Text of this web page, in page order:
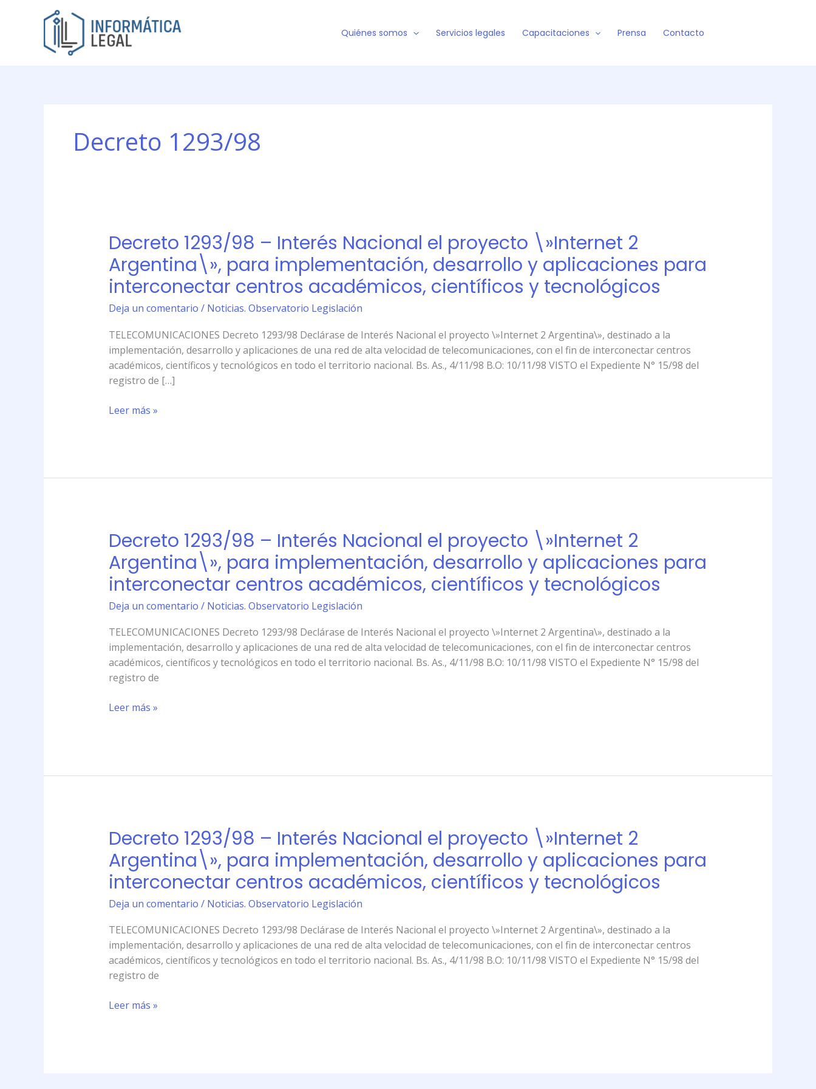
Quiénes somos Servicios legales Capacitaciones Prensa Contacto
Decreto 1293/98
Decreto 1293/98 – Interés Nacional el proyecto \»Internet 2
Argentina\», para implementación, desarrollo y aplicaciones para
interconectar centros académicos, científicos y tecnológicos
Deja un comentario / Noticias. Observatorio Legislación
TELECOMUNICACIONES Decreto 1293/98 Declárase de Interés Nacional el proyecto \»Internet 2 Argentina\», destinado a la
implementación, desarrollo y aplicaciones de una red de alta velocidad de telecomunicaciones, con el fin de interconectar centros
académicos, científicos y tecnológicos en todo el territorio nacional. Bs. As., 4/11/98 B.O: 10/11/98 VISTO el Expediente N° 15/98 del
registro de […]
Decreto
–
Interés
el
proyecto
\»Internet
2
Argentina\»,
para
implementación,
interconectar
y
tecnológicos
Leer más »
Decreto 1293/98 – Interés Nacional el proyecto \»Internet 2
Argentina\», para implementación, desarrollo y aplicaciones para
interconectar centros académicos, científicos y tecnológicos
Deja un comentario / Noticias. Observatorio Legislación
TELECOMUNICACIONES Decreto 1293/98 Declárase de Interés Nacional el proyecto \»Internet 2 Argentina\», destinado a la
implementación, desarrollo y aplicaciones de una red de alta velocidad de telecomunicaciones, con el fin de interconectar centros
académicos, científicos y tecnológicos en todo el territorio nacional. Bs. As., 4/11/98 B.O: 10/11/98 VISTO el Expediente N° 15/98 del
registro de
Decreto
–
Interés
el
proyecto
\»Internet
2
Argentina\»,
implementación,
interconectar
y
tecnológicos
Leer más »
Decreto 1293/98 – Interés Nacional el proyecto \»Internet 2
Argentina\», para implementación, desarrollo y aplicaciones para
interconectar centros académicos, científicos y tecnológicos
Deja un comentario / Noticias. Observatorio Legislación
TELECOMUNICACIONES Decreto 1293/98 Declárase de Interés Nacional el proyecto \»Internet 2 Argentina\», destinado a la
implementación, desarrollo y aplicaciones de una red de alta velocidad de telecomunicaciones, con el fin de interconectar centros
académicos, científicos y tecnológicos en todo el territorio nacional. Bs. As., 4/11/98 B.O: 10/11/98 VISTO el Expediente N° 15/98 del
registro de
Decreto
–
Interés
el
proyecto
\»Internet
2
Argentina\»,
implementación,
Leer más »